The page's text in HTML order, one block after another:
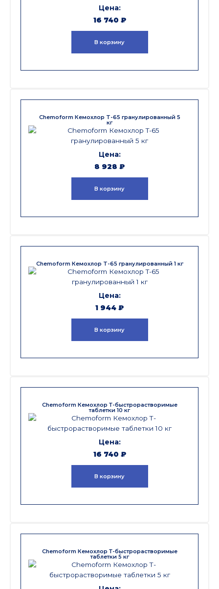
16 740 ₽
В корзину
Chemoform Кемохлор T-65 гранулированный 5
кг
8 928 ₽
В корзину
Chemoform Кемохлор T-65 гранулированный 1 кг
1 944 ₽
В корзину
Chemoform Кемохлор Т-быстрорастворимые
таблетки 10 кг
16 740 ₽
В корзину
Chemoform Кемохлор Т-быстрорастворимые
таблетки 5 кг